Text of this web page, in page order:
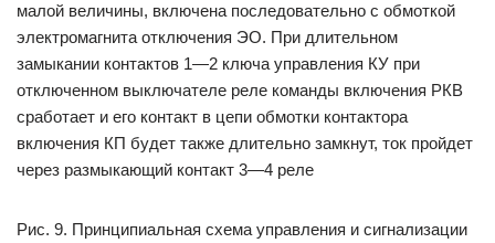
малой величины, включена последовательно с обмоткой
электромагнита отключения ЭО. При длительном
замыкании контактов 1—2 ключа управления КУ при
отключенном выключателе реле команды включения РКВ
сработает и его контакт в цепи обмотки контактора
включения КП будет также длительно замкнут, ток пройдет
через размыкающий контакт 3—4 реле
Рис. 9. Принципиальная схема управления и сигнализации